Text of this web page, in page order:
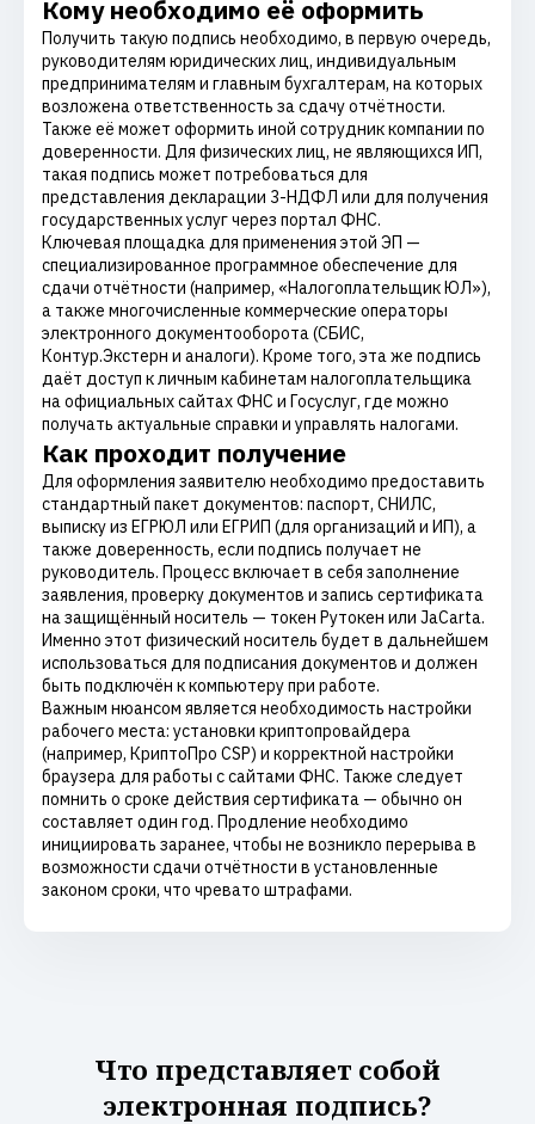
Кому необходимо её оформить
Получить такую подпись необходимо, в первую очередь,
руководителям юридических лиц, индивидуальным
предпринимателям и главным бухгалтерам, на которых
возложена ответственность за сдачу отчётности.
Также её может оформить иной сотрудник компании по
доверенности. Для физических лиц, не являющихся ИП,
такая подпись может потребоваться для
представления декларации 3-НДФЛ или для получения
государственных услуг через портал ФНС.
Ключевая площадка для применения этой ЭП —
специализированное программное обеспечение для
сдачи отчётности (например, «Налогоплательщик ЮЛ»),
а также многочисленные коммерческие операторы
электронного документооборота (СБИС,
Контур.Экстерн и аналоги). Кроме того, эта же подпись
даёт доступ к личным кабинетам налогоплательщика
на официальных сайтах ФНС и Госуслуг, где можно
получать актуальные справки и управлять налогами.
Как проходит получение
Для оформления заявителю необходимо предоставить
стандартный пакет документов: паспорт, СНИЛС,
выписку из ЕГРЮЛ или ЕГРИП (для организаций и ИП), а
также доверенность, если подпись получает не
руководитель. Процесс включает в себя заполнение
заявления, проверку документов и запись сертификата
на защищённый носитель — токен Рутокен или JaCarta.
Именно этот физический носитель будет в дальнейшем
использоваться для подписания документов и должен
быть подключён к компьютеру при работе.
Важным нюансом является необходимость настройки
рабочего места: установки криптопровайдера
(например, КриптоПро CSP) и корректной настройки
браузера для работы с сайтами ФНС. Также следует
помнить о сроке действия сертификата — обычно он
составляет один год. Продление необходимо
инициировать заранее, чтобы не возникло перерыва в
возможности сдачи отчётности в установленные
законом сроки, что чревато штрафами.
Что представляет собой
электронная подпись?